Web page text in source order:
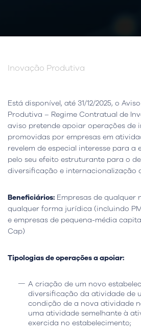
Inovação Produtiva
Está disponível, até 31/12/2025, o
Produtiva – Regime Contratual de
aviso pretende apoiar operações de
promovidas por empresas em
revelem de especial interesse para a
pelo seu efeito estruturante para o
diversificação e internacionalização
Beneficiários: Empresas de qualquer
qualquer forma jurídica (incluindo
e empresas de pequena-média
Cap)
Tipologias de operações a apoiar:
A criação de um novo
diversificação da atividade de
condição de a nova atividade
uma atividade semelhante à
exercida no estabelecimento;